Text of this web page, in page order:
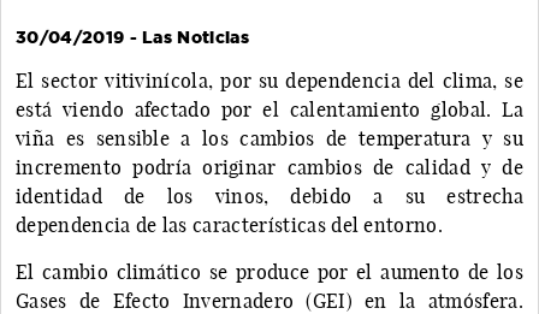
30/04/2019 - Las Noticias
El sector vitivinícola, por su dependencia del clima, se
está viendo afectado por el calentamiento global. La
viña es sensible a los cambios de temperatura y su
incremento podría originar cambios de calidad y de
identidad de los vinos, debido a su estrecha
dependencia de las características del entorno.
El cambio climático se produce por el aumento de los
Gases de Efecto Invernadero (GEI) en la atmósfera.